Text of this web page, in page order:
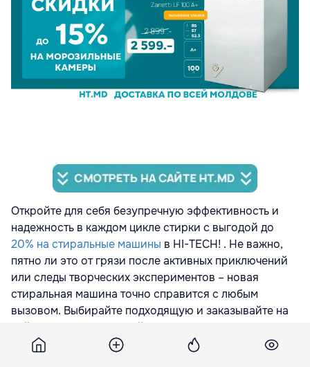
Откройте для себя безупречную эффективность и
надежность в каждом цикле стирки с выгодой до
20% на стиральные машины в HI-TECH! . Не важно,
пятно ли это от грязи после активных приключений
или следы творческих экспериментов – новая
стиральная машина точно справится с любым
вызовом. Выбирайте подходящую и заказывайте на
сайте
с доставкой по Молдове!